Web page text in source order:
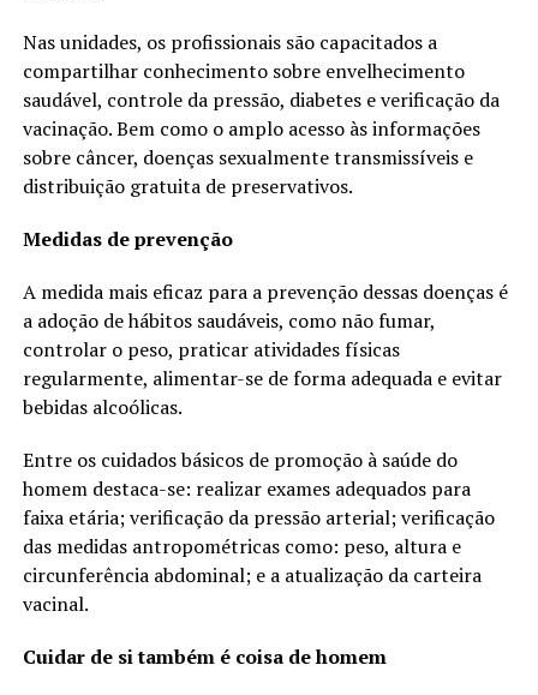
Nas unidades, os profissionais são capacitados a
compartilhar conhecimento sobre envelhecimento
saudável, controle da pressão, diabetes e verificação da
vacinação. Bem como o amplo acesso às informações
sobre câncer, doenças sexualmente transmissíveis e
distribuição gratuita de preservativos.
Medidas de prevenção
A medida mais eficaz para a prevenção dessas doenças é
a adoção de hábitos saudáveis, como não fumar,
controlar o peso, praticar atividades físicas
regularmente, alimentar-se de forma adequada e evitar
bebidas alcoólicas.
Entre os cuidados básicos de promoção à saúde do
homem destaca-se: realizar exames adequados para
faixa etária; verificação da pressão arterial; verificação
das medidas antropométricas como: peso, altura e
circunferência abdominal; e a atualização da carteira
vacinal.
Cuidar de si também é coisa de homem